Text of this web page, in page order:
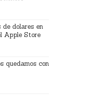
de dolares en
Apple Store
quedamos con